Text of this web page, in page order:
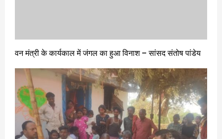
वन मंत्री के कार्यकाल में जंगल का हुआ विनाश – सांसद संतोष पांडेय